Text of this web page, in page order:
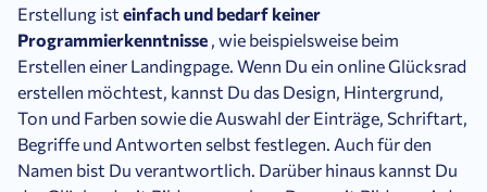
Erstellung ist einfach und bedarf keiner
Programmierkenntnisse , wie beispielsweise beim
Erstellen einer Landingpage. Wenn Du ein online Glücksrad
erstellen möchtest, kannst Du das Design, Hintergrund,
Ton und Farben sowie die Auswahl der Einträge, Schriftart,
Begriffe und Antworten selbst festlegen. Auch für den
Namen bist Du verantwortlich. Darüber hinaus kannst Du